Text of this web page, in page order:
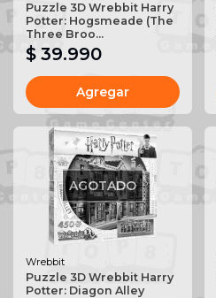
Puzzle 3D Wrebbit Harry
Potter: Hogsmeade (The
Three Broo...
$ 39.990
Agregar
AGOTADO
Wrebbit
Puzzle 3D Wrebbit Harry
Potter: Diagon Alley